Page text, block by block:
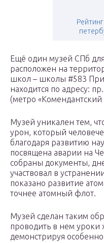
Ещё один музей СПб
расположен на
школ – школы #583
находится по адресу:
(метро «Комендантский
Музей уникален тем,
урон, который
благодаря развитию
посвящена аварии на
собраны документы,
участвовал в
показано развитие
точнее атомный флот.
Музей сделан таким
проводить в нем
демонстрируя